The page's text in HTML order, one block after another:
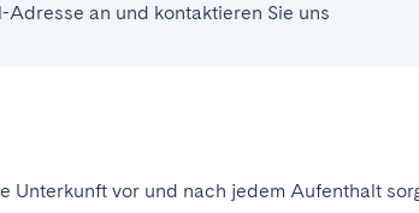
an und kontaktieren Sie uns
Unterkunft vor und nach jedem Aufenthalt